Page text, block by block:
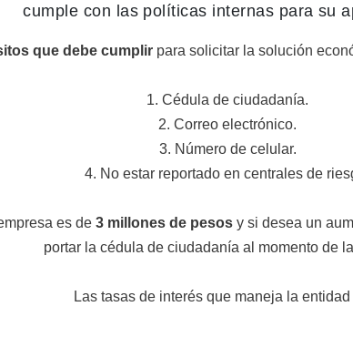
cumple con las políticas internas para su
que debe cumplirpara solicitar la solución
1. Cédula de ciudadanía.
2. Correo electrónico.
3. Número de celular.
4. No estar reportado en centrales de
es de 3 millones de pesos y si desea un
portar la cédula de ciudadanía al momento de
Las tasas de interés que maneja la entidad